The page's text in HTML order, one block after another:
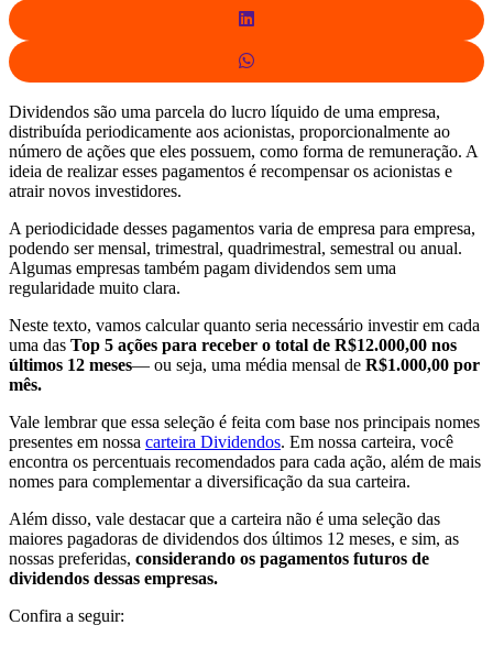
Dividendos são uma parcela do lucro líquido de uma empresa,
distribuída periodicamente aos acionistas, proporcionalmente ao
número de ações que eles possuem, como forma de remuneração. A
ideia de realizar esses pagamentos é recompensar os acionistas e
atrair novos investidores.
A periodicidade desses pagamentos varia de empresa para empresa,
podendo ser mensal, trimestral, quadrimestral, semestral ou anual.
Algumas empresas também pagam dividendos sem uma
regularidade muito clara.
Neste texto, vamos calcular quanto seria necessário investir em cada
uma das Top 5 ações para receber o total de R$12.000,00 nos
últimos 12 meses— ou seja, uma média mensal de R$1.000,00 por
mês.
Vale lembrar que essa seleção é feita com base nos principais nomes
presentes em nossa carteira Dividendos. Em nossa carteira, você
encontra os percentuais recomendados para cada ação, além de mais
nomes para complementar a diversificação da sua carteira.
Além disso, vale destacar que a carteira não é uma seleção das
maiores pagadoras de dividendos dos últimos 12 meses, e sim, as
nossas preferidas, considerando os pagamentos futuros de
dividendos dessas empresas.
Confira a seguir: